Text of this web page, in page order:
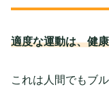
適度な運動は、健
これは人間でもブ